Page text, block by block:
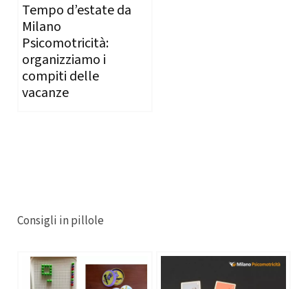
Tempo d’estate da
Milano
Psicomotricità:
organizziamo i
compiti delle
vacanze
Consigli in pillole